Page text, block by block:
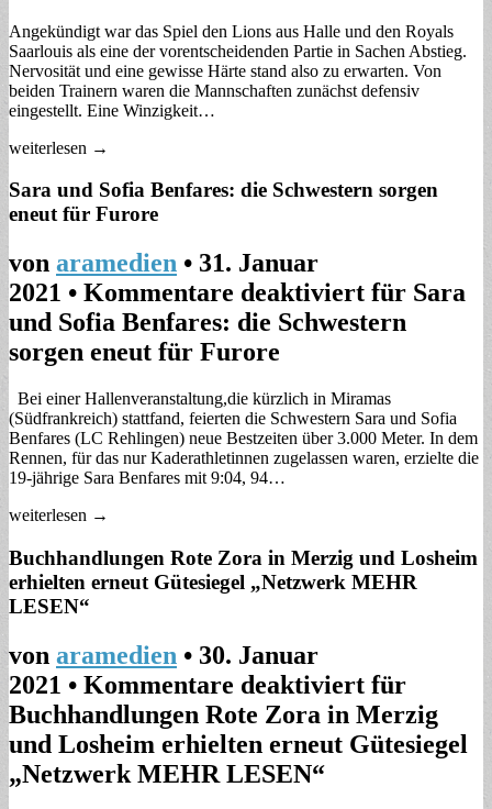
Angekündigt war das Spiel den Lions aus Halle und den Royals
Saarlouis als eine der vorentscheidenden Partie in Sachen Abstieg.
Nervosität und eine gewisse Härte stand also zu erwarten. Von
beiden Trainern waren die Mannschaften zunächst defensiv
eingestellt. Eine Winzigkeit…
weiterlesen →
Sara und Sofia Benfares: die Schwestern sorgen
eneut für Furore
von aramedien • 31. Januar
2021 • Kommentare deaktiviert für Sara
und Sofia Benfares: die Schwestern
sorgen eneut für Furore
Bei einer Hallenveranstaltung,die kürzlich in Miramas
(Südfrankreich) stattfand, feierten die Schwestern Sara und Sofia
Benfares (LC Rehlingen) neue Bestzeiten über 3.000 Meter. In dem
Rennen, für das nur Kaderathletinnen zugelassen waren, erzielte die
19-jährige Sara Benfares mit 9:04, 94…
weiterlesen →
Buchhandlungen Rote Zora in Merzig und Losheim
erhielten erneut Gütesiegel „Netzwerk MEHR
LESEN“
von aramedien • 30. Januar
2021 • Kommentare deaktiviert für
Buchhandlungen Rote Zora in Merzig
und Losheim erhielten erneut Gütesiegel
„Netzwerk MEHR LESEN“